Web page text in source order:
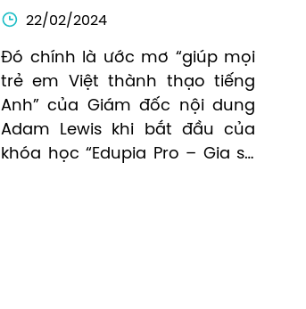
Tiếng Anh Như Người Bản Xứ
22/02/2024
Đó chính là ước mơ “giúp mọi
trẻ em Việt thành thạo tiếng
Anh” của Giám đốc nội dung
Adam Lewis khi bắt đầu của
khóa học “Edupia Pro – Gia sư